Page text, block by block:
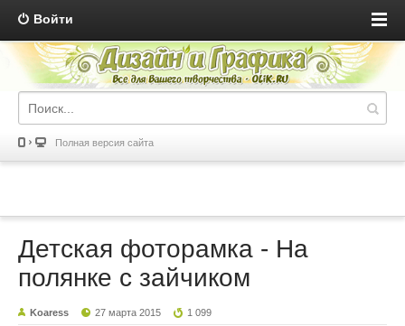
Войти
Полная версия сайта
Детская фоторамка - На
полянке с зайчиком
Koaress 27 марта 2015 1 099